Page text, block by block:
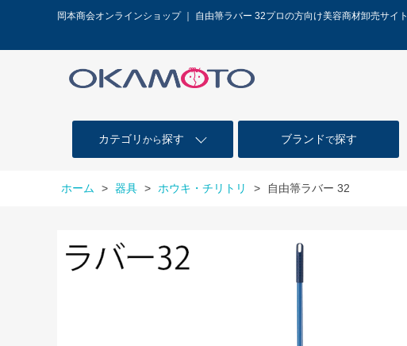
岡本商会オンラインショップ ｜ 自由箒ラバー 32プロの方向け美容商材卸売サイト
カテゴリ から探す ブランドで探す
ホーム > 器具 > ホウキ・チリトリ > 自由箒ラバー 32